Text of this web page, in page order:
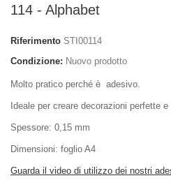
114 - Alphabet
Riferimento STI00114
Condizione: Nuovo prodotto
Molto pratico perché è adesivo.
Ideale per creare decorazioni perfette
Spessore: 0,15 mm
Dimensioni: foglio A4
Guarda il video di utilizzo dei nostri